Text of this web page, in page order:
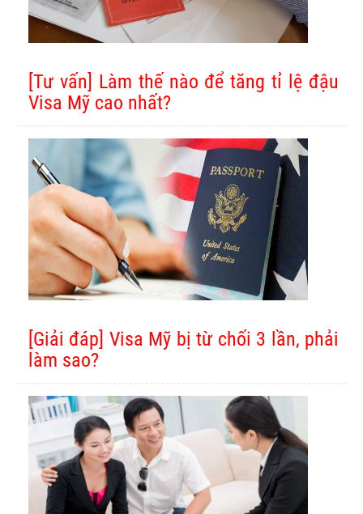
[Tư vấn] Làm thế nào để tăng tỉ lệ đậu
Visa Mỹ cao nhất?
[Giải đáp] Visa Mỹ bị từ chối 3 lần, phải
làm sao?